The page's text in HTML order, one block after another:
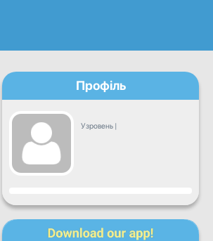
Профіль
Узровень |
Прагрэс